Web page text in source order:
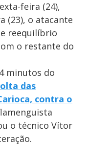
feira (24),
(23), o atacante
reequilíbrio
o restante do
minutos do
das
contra o
o técnico Vítor